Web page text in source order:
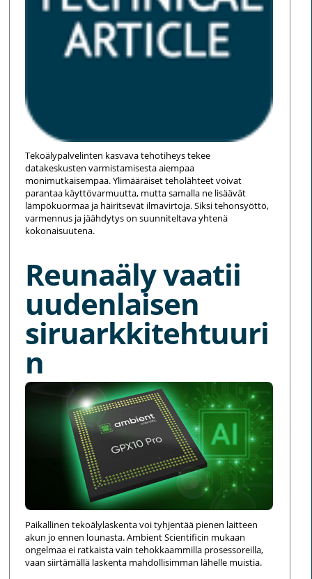
Tekoälypalvelinten kasvava tehotiheys tekee
datakeskusten varmistamisesta aiempaa
monimutkaisempaa. Ylimääräiset teholähteet voivat
parantaa käyttövarmuutta, mutta samalla ne lisäävät
lämpökuormaa ja häiritsevät ilmavirtoja. Siksi tehonsyöttö,
varmennus ja jäähdytys on suunniteltava yhtenä
kokonaisuutena.
Reunaäly vaatii
uudenlaisen
siruarkkitehtuuri
n
Paikallinen tekoälylaskenta voi tyhjentää pienen laitteen
akun jo ennen lounasta. Ambient Scientificin mukaan
ongelmaa ei ratkaista vain tehokkaammilla prosessoreilla,
vaan siirtämällä laskenta mahdollisimman lähelle muistia.